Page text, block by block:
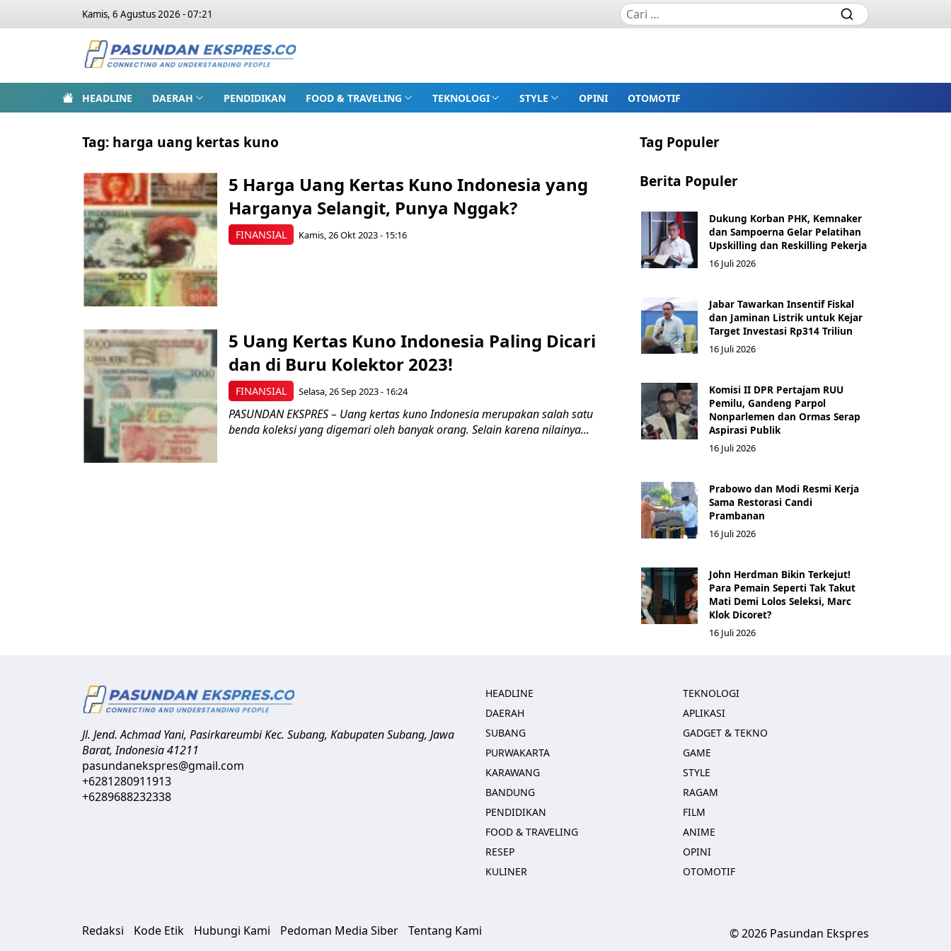
Kamis, 6 Agustus 2026 - 07:21
HEADLINE DAERAH PENDIDIKAN FOOD & TRAVELING TEKNOLOGI STYLE OPINI OTOMOTIF
Tag: harga uang kertas kuno
FINANSIAL
5 Harga Uang Kertas Kuno Indonesia yang
Harganya Selangit, Punya Nggak?
Kamis, 26 Okt 2023 - 15:16
FINANSIAL
5 Uang Kertas Kuno Indonesia Paling Dicari
dan di Buru Kolektor 2023!
Selasa, 26 Sep 2023 - 16:24
PASUNDAN EKSPRES – Uang kertas kuno Indonesia merupakan salah satu
benda koleksi yang digemari oleh banyak orang. Selain karena nilainya...
Tag Populer
Berita Populer
Dukung Korban PHK, Kemnaker
dan Sampoerna Gelar Pelatihan
Upskilling dan Reskilling Pekerja
16 Juli 2026
Jabar Tawarkan Insentif Fiskal
dan Jaminan Listrik untuk Kejar
Target Investasi Rp314 Triliun
16 Juli 2026
Komisi II DPR Pertajam RUU
Pemilu, Gandeng Parpol
Nonparlemen dan Ormas Serap
Aspirasi Publik
16 Juli 2026
Prabowo dan Modi Resmi Kerja
Sama Restorasi Candi
Prambanan
16 Juli 2026
John Herdman Bikin Terkejut!
Para Pemain Seperti Tak Takut
Mati Demi Lolos Seleksi, Marc
Klok Dicoret?
16 Juli 2026
Jl. Jend. Achmad Yani, PasirkareumbiKec. Subang, Kabupaten Subang, Jawa
Barat,Indonesia41211
pasundanekspres@gmail.com
+6281280911913
+6289688232338
HEADLINE
DAERAH
SUBANG
PURWAKARTA
KARAWANG
BANDUNG
PENDIDIKAN
FOOD & TRAVELING
RESEP
KULINER
TEKNOLOGI
APLIKASI
GADGET & TEKNO
GAME
STYLE
RAGAM
FILM
ANIME
OPINI
OTOMOTIF
Redaksi Kode Etik Hubungi Kami Pedoman Media Siber Tentang Kami © 2026 Pasundan Ekspres